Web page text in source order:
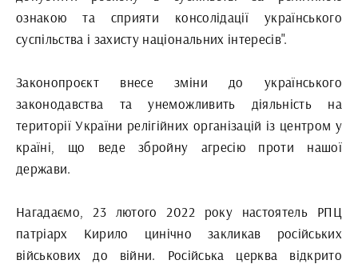
ознакою та сприяти консолідації українського
суспільства і захисту національних інтересів".
Законопроєкт внесе зміни до українського
законодавства та унеможливить діяльність на
території України релігійних організацій із центром у
країні, що веде збройну агресію проти нашої
держави.
Нагадаємо, 23 лютого 2022 року настоятель РПЦ
патріарх Кирило цинічно закликав російських
військових до війни. Російська церква відкрито